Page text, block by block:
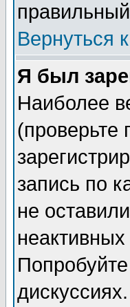
Вернуться
Я был
Наиболее
(проверьте
запись по
не
дискуссиях.